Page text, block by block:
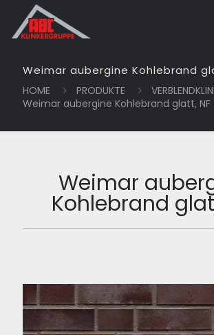
Weimar aubergine Kohlebrand
HOME PRODUKTE
Weimar aubergine Kohlebrand glatt, NF
Weimar
Kohlebrand